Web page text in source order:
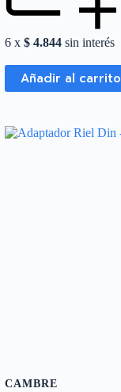
6 x$ 4.844 sin interés
Añadir al carrito
CAMBRE